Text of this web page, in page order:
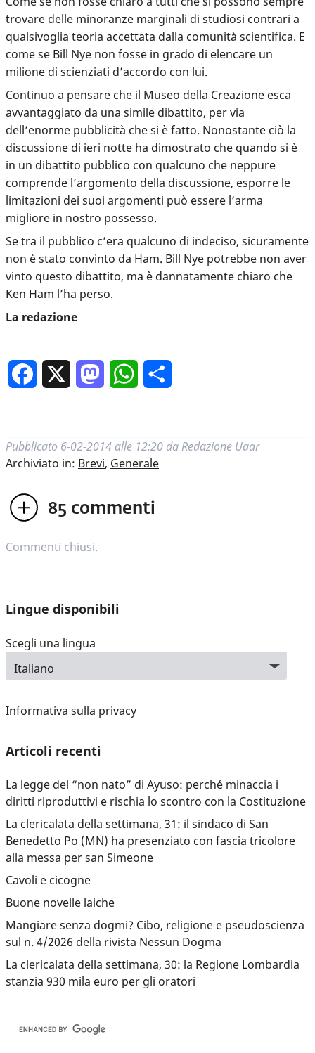
trovare delle minoranze marginali di studiosi contrari a
qualsivoglia teoria accettata dalla comunità scientifica. E
come se Bill Nye non fosse in grado di elencare un
milione di scienziati d’accordo con lui.
Continuo a pensare che il Museo della Creazione esca
avvantaggiato da una simile dibattito, per via
dell’enorme pubblicità che si è fatto. Nonostante ciò la
discussione di ieri notte ha dimostrato che quando si è
in un dibattito pubblico con qualcuno che neppure
comprende l’argomento della discussione, esporre le
limitazioni dei suoi argomenti può essere l’arma
migliore in nostro possesso.
Se tra il pubblico c’era qualcuno di indeciso, sicuramente
non è stato convinto da Ham. Bill Nye potrebbe non aver
vinto questo dibattito, ma è dannatamente chiaro che
Ken Ham l’ha perso.
La redazione
Facebook MastodonWhatsApp
Pubblicato 6-02-2014 alle 12:20 da Redazione Uaar
Archiviato in: Brevi, Generale
85 commenti
Commenti chiusi.
Lingue disponibili
Scegli una lingua
Informativa sulla privacy
Articoli recenti
La legge del “non nato” di Ayuso: perché minaccia i
diritti riproduttivi e rischia lo scontro con la Costituzione
La clericalata della settimana, 31: il sindaco di San
Benedetto Po (MN) ha presenziato con fascia tricolore
alla messa per san Simeone
Cavoli e cicogne
Buone novelle laiche
Mangiare senza dogmi? Cibo, religione e pseudoscienza
sul n. 4/2026 della rivista Nessun Dogma
La clericalata della settimana, 30: la Regione Lombardia
stanzia 930 mila euro per gli oratori